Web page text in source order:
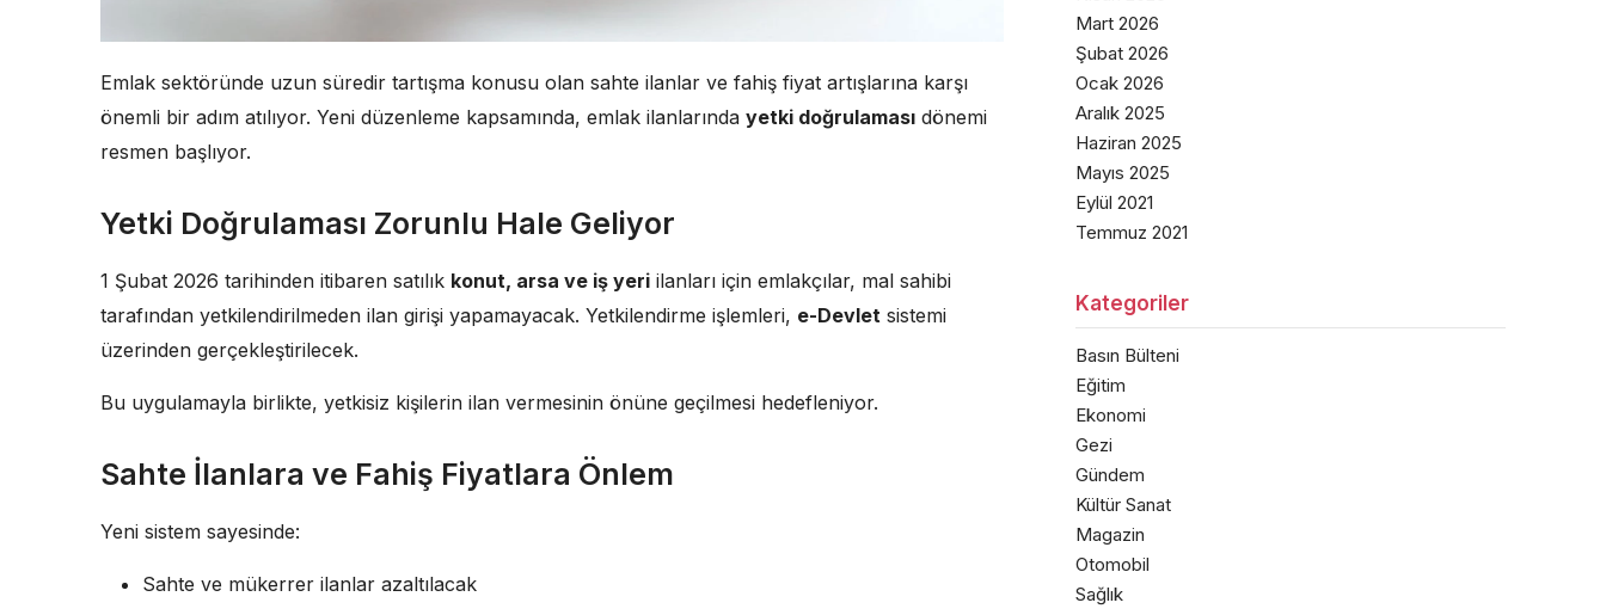
Emlak sektöründe uzun süredir tartışma konusu olan sahte ilanlar ve fahiş fiyat artışlarına karşı
önemli bir adım atılıyor. Yeni düzenleme kapsamında, emlak ilanlarında yetki doğrulaması dönemi
resmen başlıyor.
Yetki Doğrulaması Zorunlu Hale Geliyor
1 Şubat 2026 tarihinden itibaren satılık konut, arsa ve iş yeri ilanları için emlakçılar, mal sahibi
tarafından yetkilendirilmeden ilan girişi yapamayacak. Yetkilendirme işlemleri, e-Devlet sistemi
üzerinden gerçekleştirilecek.
Bu uygulamayla birlikte, yetkisiz kişilerin ilan vermesinin önüne geçilmesi hedefleniyor.
Sahte İlanlara ve Fahiş Fiyatlara Önlem
Yeni sistem sayesinde:
Sahte ve mükerrer ilanlar azaltılacak
Mart 2026
Şubat 2026
Ocak 2026
Aralık 2025
Haziran 2025
Mayıs 2025
Eylül 2021
Temmuz 2021
Kategoriler
Basın Bülteni
Eğitim
Ekonomi
Gezi
Gündem
Kültür Sanat
Magazin
Otomobil
Sağlık